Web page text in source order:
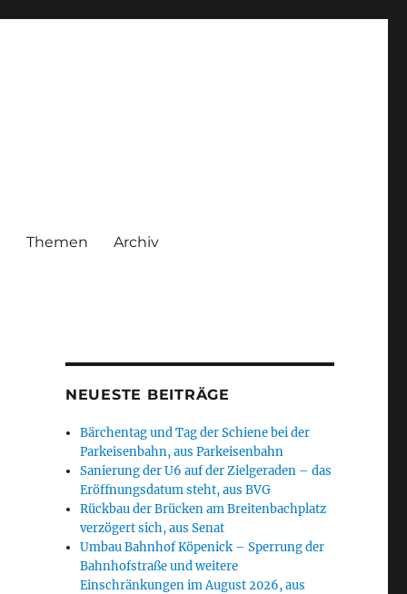
Themen Archiv
NEUESTE BEITRÄGE
Bärchentag und Tag der Schiene bei der
Parkeisenbahn, aus Parkeisenbahn
Sanierung der U6 auf der Zielgeraden – das
Eröffnungsdatum steht, aus BVG
Rückbau der Brücken am Breitenbachplatz
verzögert sich, aus Senat
Umbau Bahnhof Köpenick – Sperrung der
Bahnhofstraße und weitere
Einschränkungen im August 2026, aus